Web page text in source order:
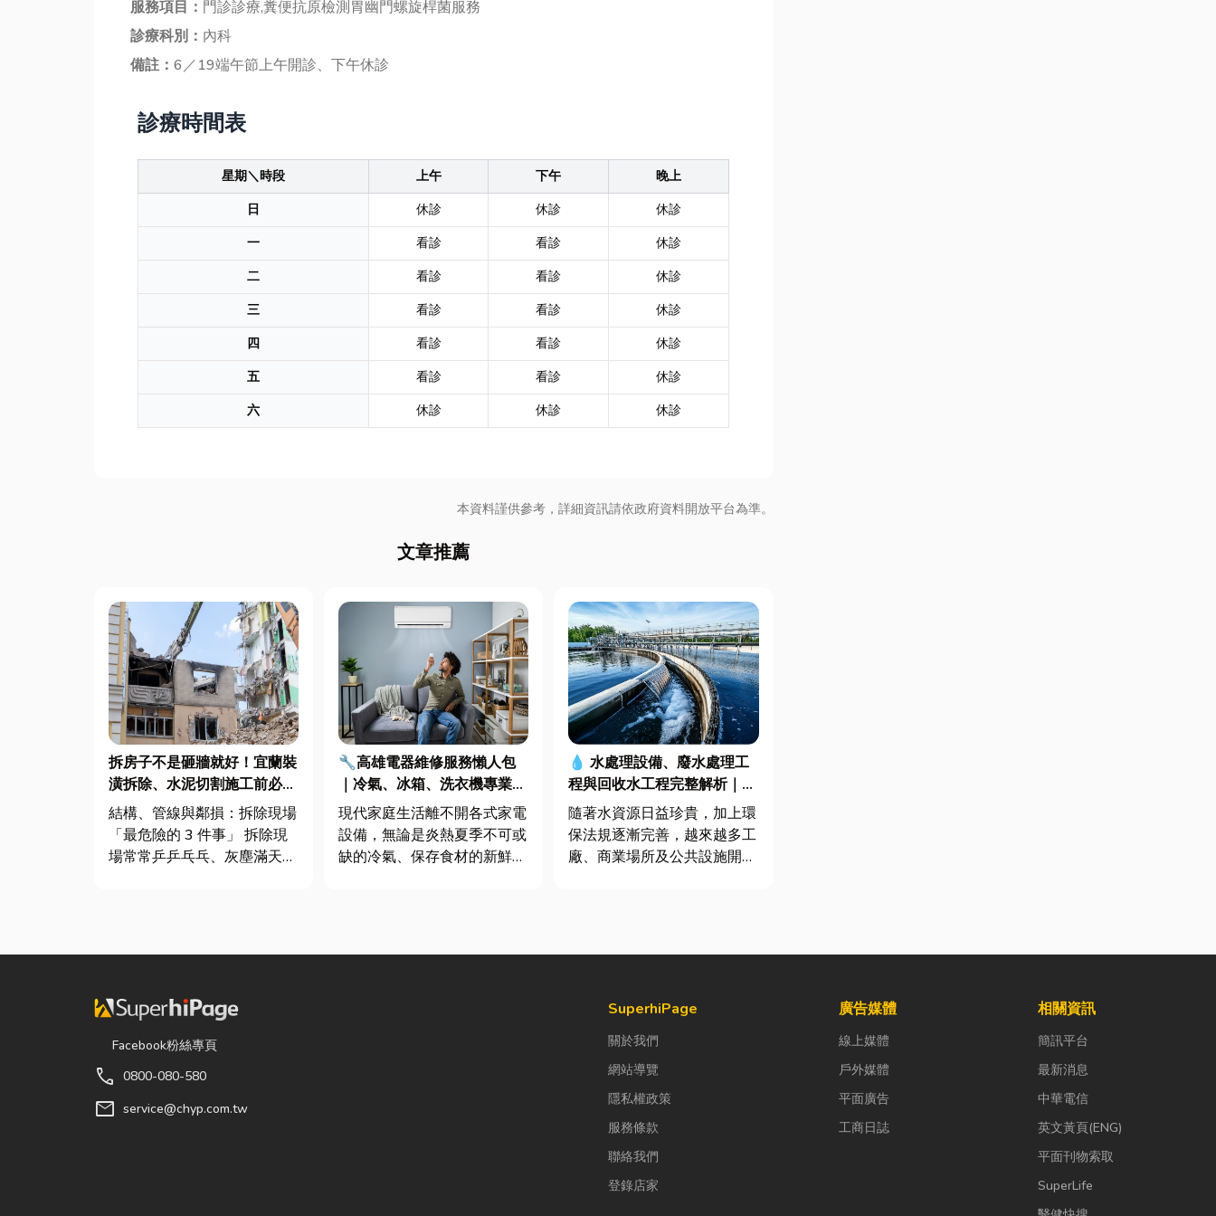
服務項目： 門診診療,糞便抗原檢測胃幽門螺旋桿菌服務
診療科別： 內科
備註： 6／19端午節上午開診、下午休診
診療時間表
星期＼時段 上午 下午
晚上
日
休診 休診
休診
一
看診 看診
休診
二
看診 看診
休診
三
看診 看診
休診
四
看診 看診
休診
五
看診 看診
休診
六
休診 休診 休診
本資料謹供參考，詳細資訊請依政府資料開放平台為準。
文章推薦
拆房子不是砸牆就好！宜蘭裝
潢拆除、水泥切割施工前必看
的避坑指南，專家曝這 3 件事
最危險！
結構、管線與鄰損：拆除現場
「最危險的 3 件事」 拆除現
場常常乒乒乓乓、灰塵滿天
🔧高雄電器維修服務懶人包
｜冷氣、冰箱、洗衣機專業維
修
現代家庭生活離不開各式家電
設備，無論是炎熱夏季不可或
缺的冷氣、保存食材的新鮮冰
💧 水處理設備、廢水處理工
程與回收水工程完整解析｜打
造高效率水資源管理方案
隨著水資源日益珍貴，加上環
保法規逐漸完善，越來越多工
廠、商業場所及公共設施開始
Facebook粉絲專頁
call 0800-080-580
mail service@chyp.com.tw
SuperhiPage
關於我們
網站導覽
隱私權政策
服務條款
聯絡我們
登錄店家
廣告媒體
線上媒體
戶外媒體
平面廣告
工商日誌
相關資訊
簡訊平台
最新消息
中華電信
英文黃頁(ENG)
平面刊物索取
SuperLife